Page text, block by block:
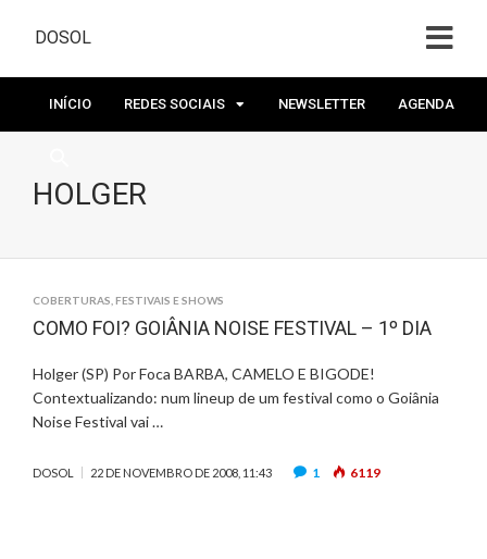
DOSOL
INÍCIO REDES SOCIAIS NEWSLETTER AGENDA
HOLGER
COBERTURAS FESTIVAIS E SHOWS
COMO FOI? GOIÂNIA NOISE FESTIVAL – 1º DIA
Holger (SP) Por Foca BARBA, CAMELO E BIGODE!
Contextualizando: num lineup de um festival como o Goiânia
Noise Festival vai …
DOSOL 22 DE NOVEMBRO DE 2008, 11:43 1 6119